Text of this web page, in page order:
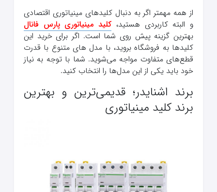
از همه مهمتر اگر به دنبال کلیدهای مینیاتوری اقتصادی
و البته کاربردی هستید،کلید مینیاتوری پارس فانال
بهترین گزینه پیش روی شما است. اگر برای خرید این
کلیدها به فروشگاه بروید، با مدل های متنوع با قدرت
قطع‌های متفاوت مواجه می‌‌شوید. شما با توجه به نیاز
خود باید یکی از این مدل‌ها را انتخاب کنید.
برند اشنایدر؛ قدیمی‌ترین و بهترین
برند کلید مینیاتوری